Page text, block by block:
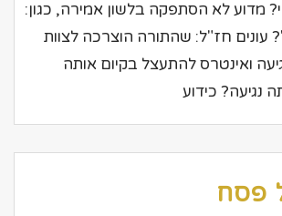
מדוע לא הסתפקה בלשון אמירה, כגון:
עונים חז"ל: שהתורה הוצרכה לצוות
ואינטרס להתעצל בקיום אותה
נגיעה? כידוע
פסח